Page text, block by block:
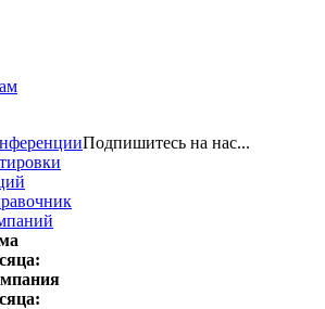
Подпишитесь на нас...